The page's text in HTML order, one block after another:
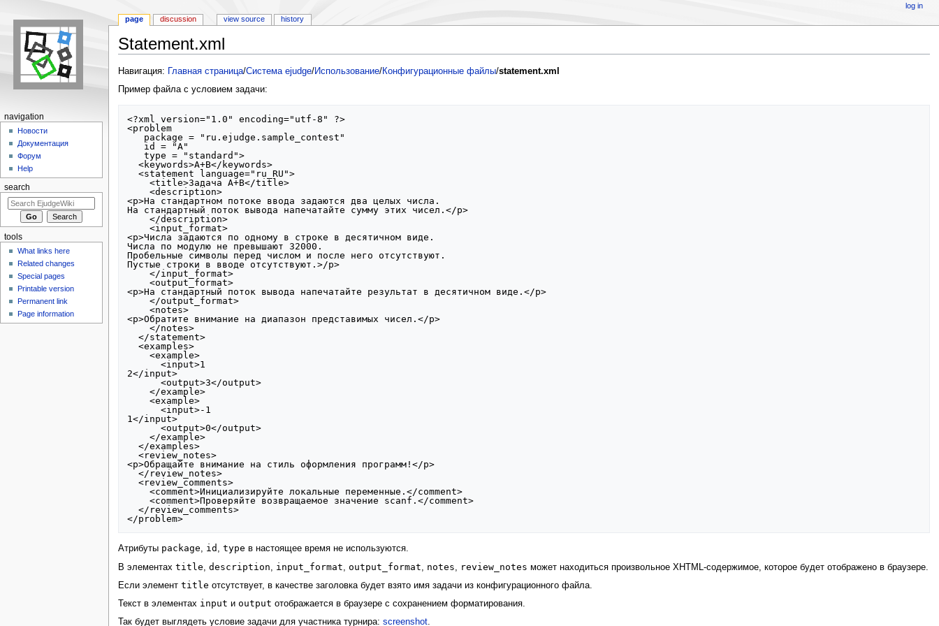
Statement.xml
Навигация:
Главная страница/Система ejudge/Использование/Конфигурационные файлы/statement.xml
Пример файла с условием задачи:
<?xml version="1.0" encoding="utf-8" ?>
<problem
   type = "standard">
  <keywords>A+B</keywords>
  <statement language="ru_RU">
    <title>Задача A+B</title>
    <description>
<p>На стандартном потоке ввода задаются два целых числа.
На стандартный поток вывода напечатайте сумму этих чисел.</p>
    </description>
    <input_format>
<p>Числа задаются по одному в строке в десятичном виде.
Числа по модулю не превышают 32000.
Пробельные символы перед числом и после него отсутствуют.
Пустые строки в вводе отсутствуют.>/p>
    </input_format>
    <output_format>
<p>На стандартный поток вывода напечатайте результат в десятичном виде.</p>
    </output_format>
    <notes>
<p>Обратите внимание на диапазон представимых чисел.</p>
    </notes>
  </statement>
  <examples>
    <example>
      <input>1
2</input>
      <output>3</output>
    </example>
    <example>
      <input>-1
1</input>
      <output>0</output>
    </example>
  </examples>
  <review_notes>
<p>Обращайте внимание на стиль оформления программ!</p>
  </review_notes>
  <review_comments>
    <comment>Инициализируйте локальные переменные.</comment>
    <comment>Проверяйте возвращаемое значение scanf.</comment>
  </review_comments>
Атрибуты package, id , type в настоящее время не используются.
В элементах title description input_format output_format notes review_notes может находиться произвольное XHTML-содержимое, которое будет отображено в браузере.
Если элемент title отсутствует, в качестве заголовка будет взято имя задачи из конфигурационного файла.
Текст в элементах input и output отображается в браузере с сохранением форматирования.
Так будет выглядеть условие задачи для участника турнира: screenshot.
page discussion view source history
log in
navigation
Новости
Документация
Форум
Help
search
tools
What links here
Related changes
Special pages
Printable version
Permanent link
Page information